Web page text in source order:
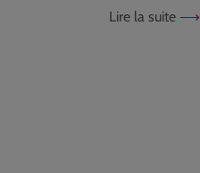
Lire la suite